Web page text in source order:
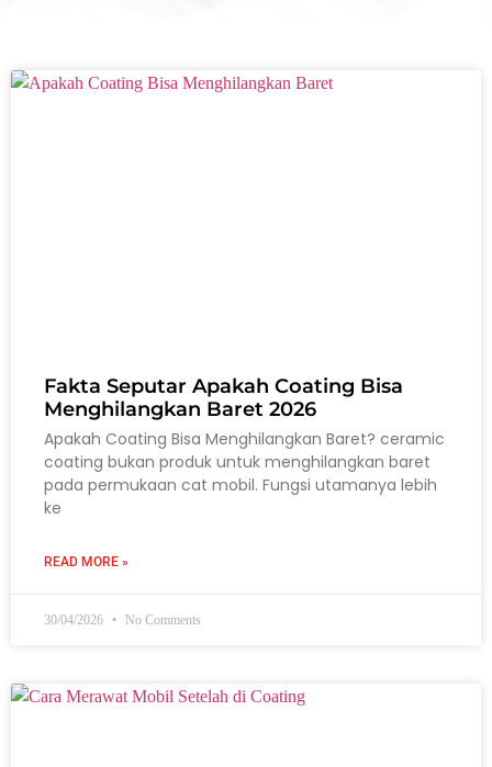
Fakta Seputar Apakah Coating Bisa
Menghilangkan Baret 2026
Apakah Coating Bisa Menghilangkan Baret? ceramic
coating bukan produk untuk menghilangkan baret
pada permukaan cat mobil. Fungsi utamanya lebih
ke
READ MORE »
30/04/2026 No Comments